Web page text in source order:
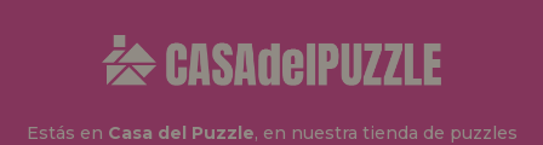
Estás en Casa del Puzzle, en nuestra tienda de puzzles